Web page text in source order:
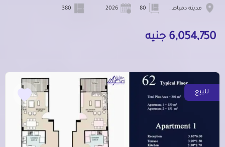
مدينه دمياط الجديده
6,054,750 جنيه
للبيع